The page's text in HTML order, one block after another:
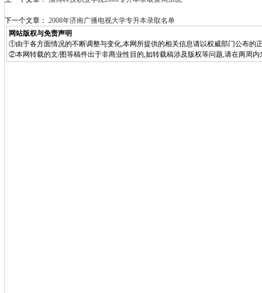
下一个文章： 2008年济南广播电视大学专升本录取名单
网站版权与免责声明
①由于各方面情况的不断调整与变化,本网所提供的相关信息请以权威部门公布的
②本网转载的文/图等稿件出于非商业性目的,如转载稿涉及版权等问题,请在两周内